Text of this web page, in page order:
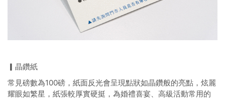
▎晶鑽紙
常見磅數為100磅，紙面反光會呈現點狀如晶鑽般的亮點，炫麗
耀眼如繁星，紙張較厚實硬挺，為婚禮喜宴、高級活動常用的